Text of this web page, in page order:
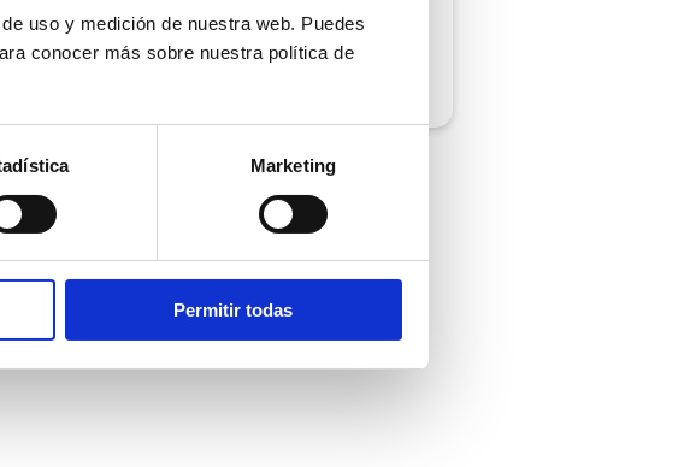
uso y medición de nuestra web. Puedes
conocer más sobre nuestra política de
Marketing
Permitir todas